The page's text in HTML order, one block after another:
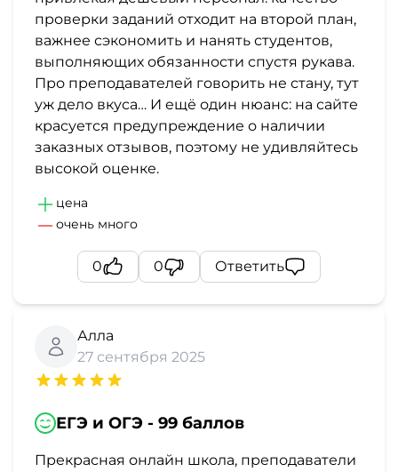
проверки заданий отходит на второй план,
важнее сэкономить и нанять студентов,
выполняющих обязанности спустя рукава.
Про преподавателей говорить не стану, тут
уж дело вкуса… И ещё один нюанс: на сайте
красуется предупреждение о наличии
заказных отзывов, поэтому не удивляйтесь
высокой оценке.
цена
очень много
0 0 Ответить
Алла
27 сентября 2025
ЕГЭ и ОГЭ - 99 баллов
Прекрасная онлайн школа, преподаватели